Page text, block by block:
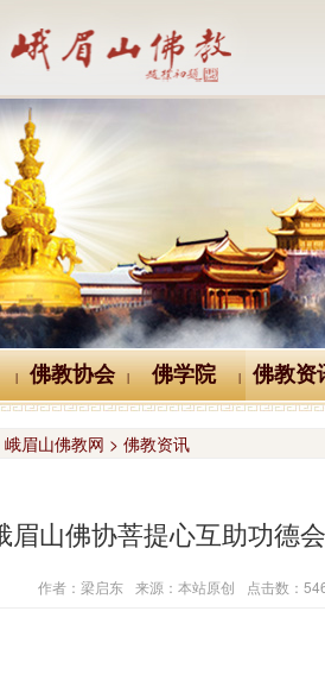
| 佛教协会 | 佛学院 | 佛教资
峨眉山佛教网 > 佛教资讯
眉山佛协菩提心互助功德
作者：梁启东 来源：本站原创 点击数：